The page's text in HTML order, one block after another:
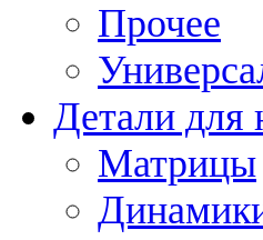
Прочее
Детали для
Матрицы